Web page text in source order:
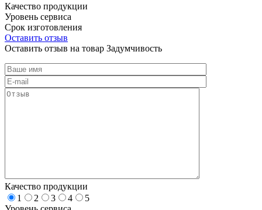
Качество продукции
Уровень сервиса
Срок изготовления
Оставить отзыв
Оставить отзыв на товар Задумчивость
Качество продукции
1
2 3 4
5